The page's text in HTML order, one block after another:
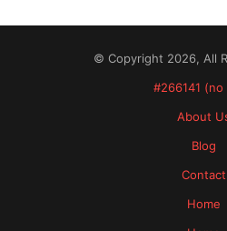
© Copyright 2026, All
#266141
About
Blog
Contact
Home